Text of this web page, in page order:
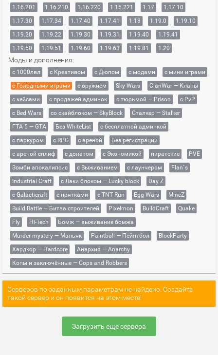
1.16.201
1.16.210 1.16.220 1.16.221 1.17
1.17.10
1.17.30
1.17.34 1.17.40 1.17.41 1.18 1.19.0
1.19.10
1.19.20
1.19.22 1.19.30 1.19.31 1.19.40
1.19.41
1.19.50
1.19.51 1.19.60 1.19.63 1.19.81 1.20
Моды и дополнения:
с 1000лвл c Креативом с Дюпом с модами
с мини играми
с Голодными играми
с оружием Sky Wars
ClanWar — Кланы
с кейсами
с продажей админок с тюрьмой — Prison
с PvP
с Bed Wars
со скайблоком — SkyBlock
Сталкер — Stalker
ГТА 5 — GTA
Без WhiteList
с бесплатной админкой
с паркуром
с RPG с ареной
Без регистрации
с ареной сплиф
с донатом с Экономикой пиратские
PVE
Зомби апокалипсис
с Выживанием с лаунчером
Flan`s
Industrial Craft
с Лаки блоком — Lucky block
Day Z
с Galacticraft
с прятками с TNT Run Egg Wars
MineZ
Build Battle — Битва строителей
Pixelmon BuildCraft
Quake
Fly
Hi-Tech
Бомж — выживание бомжа
Murder mystery — Маньяк
Paintball — Пейнтбол
BlockParty
Хардкор — Hardcore
Анархия — Anarchy
Копы и заключённые — Cops and Robbers
Серверов по заданным параметрам не найдено. Создайте
такой сервер и он появится на этом месте!
Загрузить еще сервера